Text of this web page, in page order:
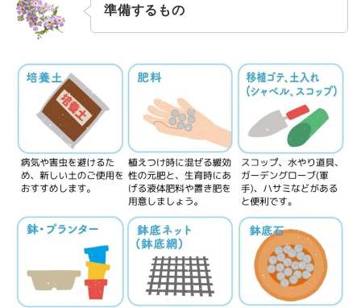
準備するもの